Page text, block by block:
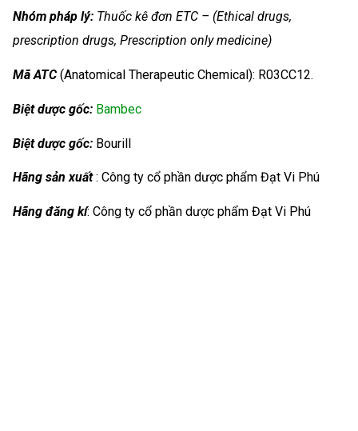
Nhóm pháp lý: Thuốc kê đơn ETC – (Ethical drugs,
prescription drugs, Prescription only medicine)
Mã ATC(Anatomical Therapeutic Chemical): R03CC12.
Biệt dược gốc: Bambec
Biệt dược gốc: Bourill
Hãng sản xuất: Công ty cổ phần dược phẩm Đạt Vi Phú
Hãng đăng kí: Công ty cổ phần dược phẩm Đạt Vi Phú